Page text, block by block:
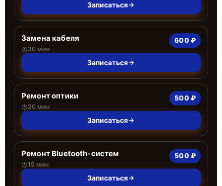
Записаться
Замена кабеля
30 мин
600 ₽
Записаться
Ремонт оптики
20 мин
500 ₽
Записаться
Ремонт Bluetooth-систем
15 мин
500 ₽
Записаться